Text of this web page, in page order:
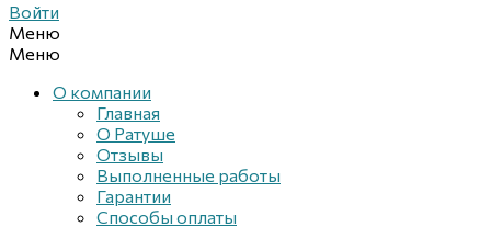
Войти
Меню
Меню
О компании
Главная
О Ратуше
Отзывы
Выполненные работы
Гарантии
Способы оплаты